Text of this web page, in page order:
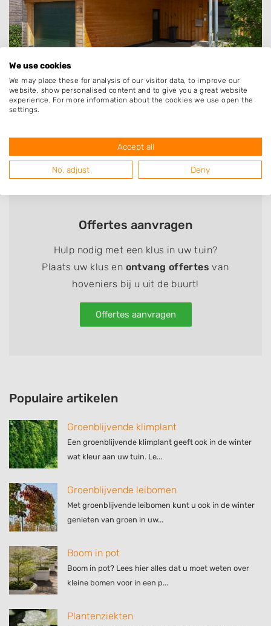
Facebook
Twitter
via
Linkedin
via
Pinterest
Whatsapp
email
Vorige bericht Volgende bericht
Offertes aanvragen
Hulp nodig met een klus in uw tuin?
Plaats uw klus en ontvang offertes van
hoveniers bij u uit de buurt!
Offertes aanvragen
Populaire artikelen
Groenblijvende klimplant
Een groenblijvende klimplant geeft ook in de winter
wat kleur aan uw tuin. Le...
Groenblijvende leibomen
Met groenblijvende leibomen kunt u ook in de winter
genieten van groen in uw...
Boom in pot
Boom in pot? Lees hier alles dat u moet weten over
kleine bomen voor in een p...
Plantenziekten
We use cookies
We may place these for analysis of our visitor data, to improve our
website, show personalised content and to give you a great website
experience. For more information about the cookies we use open the
settings.
Accept all
No, adjust Deny